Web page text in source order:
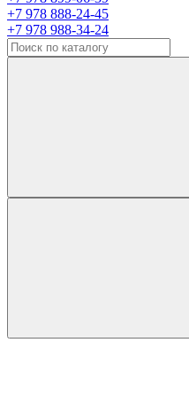
+7 978 888-24-45
+7 978 988-34-24